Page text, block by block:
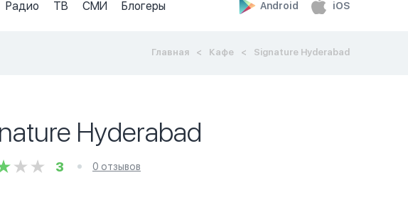
Радио ТВ СМИ Блогеры Android iOS
Главная Кафе Signature Hyderabad
Hyderabad
3 0 отзывов